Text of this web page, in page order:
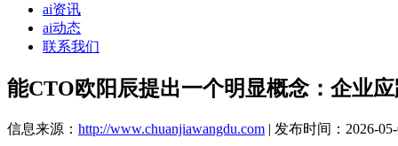
ai资讯
ai动态
联系我们
能CTO欧阳辰提出一个明显概念：企业
信息来源： http://www.chuanjiawangdu.com | 发布时间：2026-